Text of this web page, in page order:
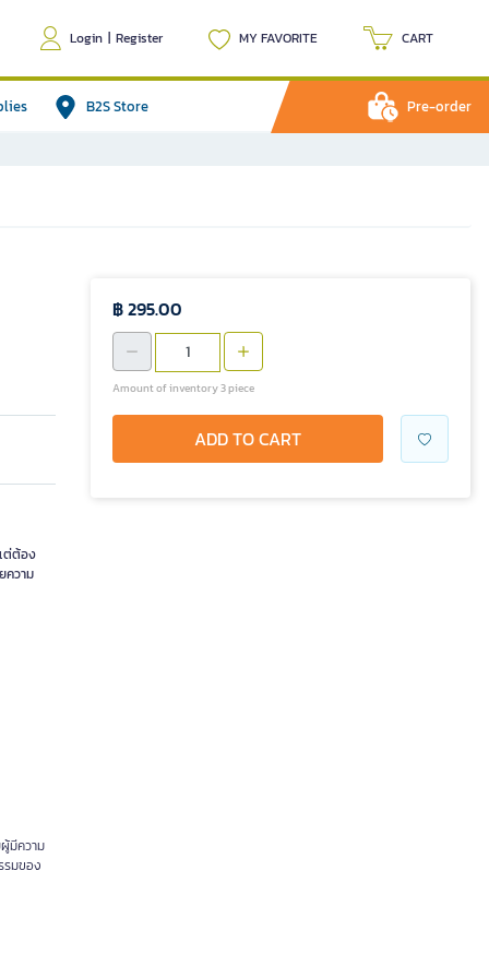
Login | Register MY FAVORITE CART
B2S Store Pre-order
ต่ต้อง
ความ
มีความ
รมของ
฿ 295.00
Amount of inventory 3 piece
ADD TO CART